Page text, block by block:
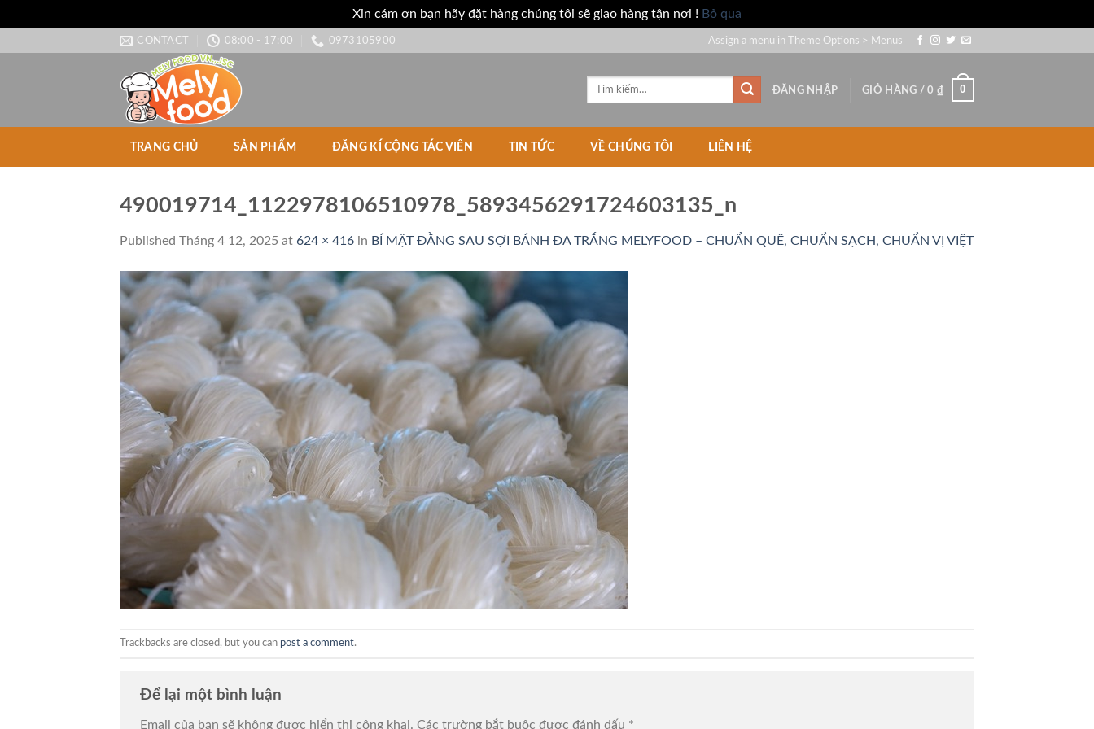
Xin cám ơn bạn hãy đặt hàng chúng tôi sẽ giao hàng tận nơi ! Bỏ qua
CONTACT 08:00 - 17:00 0973105900 Assign a menu in Theme Options > Menus
Tìm
ĐĂNG NHẬP GIỎ HÀNG /0 ₫ 0
TRANG CHỦ SẢN PHẨM ĐĂNG KÍ CỘNG TÁC VIÊN TIN TỨC VỀ CHÚNG TÔI LIÊN HỆ
490019714_1122978106510978_5893456291724603135_n
Published Tháng 4 12, 2025 at 624 × 416 in BÍ MẬT ĐẰNG SAU SỢI BÁNH ĐA TRẮNG MELYFOOD – CHUẨN QUÊ, CHUẨN SẠCH, CHUẨN VỊ VIỆT
Trackbacks are closed, but you can post a comment.
Để lại một bình luận
Email của bạn sẽ không được hiển thị công khai. Các trường bắt buộc được đánh dấu *